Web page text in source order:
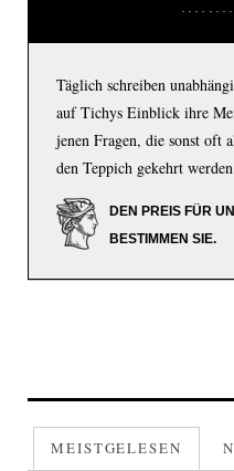
Täglich schreiben
auf Tichys Einblick ihre
jenen Fragen, die sonst oft
den Teppich gekehrt
DEN PREIS FÜR
BESTIMMEN SIE.
MEISTGELESEN